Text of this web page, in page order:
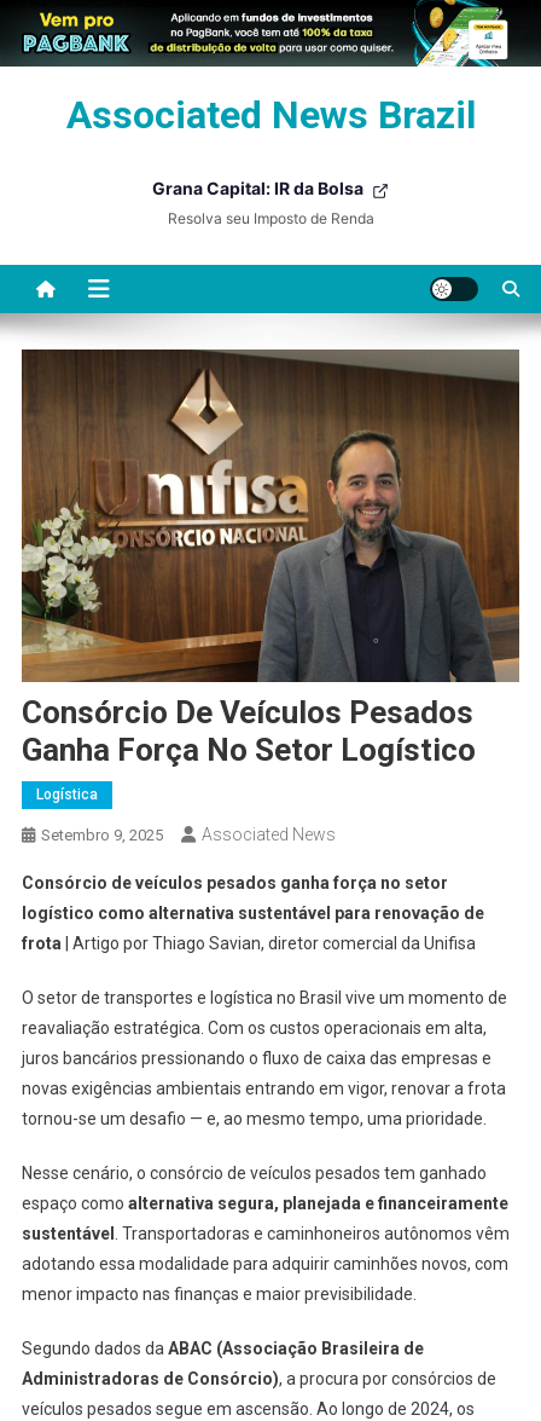
Associated News Brazil
Grana Capital: IR da Bolsa
Resolva seu Imposto de Renda
Consórcio De Veículos Pesados
Ganha Força No Setor Logístico
Logística
Setembro 9, 2025 Associated News
Consórcio de veículos pesados ganha força no setor
logístico como alternativa sustentável para renovação de
frota
| Artigo por Thiago Savian, diretor comercial da Unifisa
O setor de transportes e logística no Brasil vive um momento de
reavaliação estratégica. Com os custos operacionais em alta,
juros bancários pressionando o fluxo de caixa das empresas e
novas exigências ambientais entrando em vigor, renovar a frota
tornou-se um desafio — e, ao mesmo tempo, uma prioridade.
Nesse cenário, o consórcio de veículos pesados tem ganhado
espaço como alternativa segura, planejada e financeiramente
sustentável
. Transportadoras e caminhoneiros autônomos vêm
adotando essa modalidade para adquirir caminhões novos, com
menor impacto nas finanças e maior previsibilidade.
Segundo dados da ABAC (Associação Brasileira de
Administradoras de Consórcio), a procura por consórcios de
veículos pesados segue em ascensão. Ao longo de 2024, os